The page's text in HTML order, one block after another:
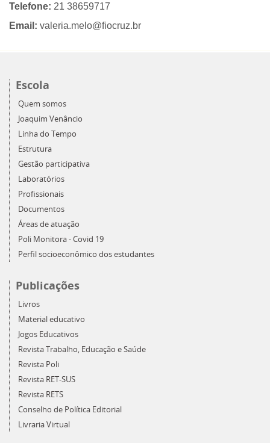
Telefone: 21 38659717
Email: valeria.melo@fiocruz.br
Escola
Quem somos
Joaquim Venâncio
Linha do Tempo
Estrutura
Gestão participativa
Laboratórios
Profissionais
Documentos
Áreas de atuação
Poli Monitora - Covid 19
Perfil socioeconômico dos estudantes
Publicações
Livros
Material educativo
Jogos Educativos
Revista Trabalho, Educação e Saúde
Revista Poli
Revista RET-SUS
Revista RETS
Conselho de Política Editorial
Livraria Virtual